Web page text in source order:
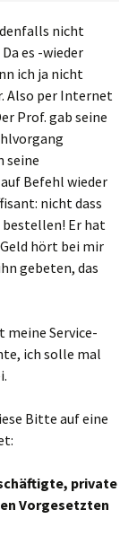
nicht
es -wieder
ich ja nicht
Also per Internet
Prof. gab seine
seine
Befehl wieder
nicht dass
bestellen! Er hat
hört bei mir
gebeten, das
meine Service-
ich solle mal
Bitte auf eine
private
Vorgesetzten